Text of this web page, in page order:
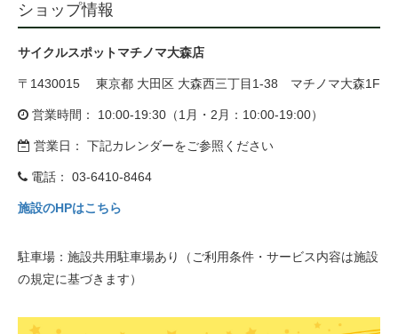
Norwayシリーズ
eVita
コンテンツ
イベント
ショップ情報
サイクルスポットマチノマ大森店
〒1430015 東京都 大田区 大森西三丁目1-38 マチノマ大森1F
営業時間： 10:00-19:30（1月・2月：10:00-19:00）
営業日： 下記カレンダーをご参照ください
電話： 03-6410-8464
施設のHPはこちら
駐車場：施設共用駐車場あり（ご利用条件・サービス内容は施設
の規定に基づきます）